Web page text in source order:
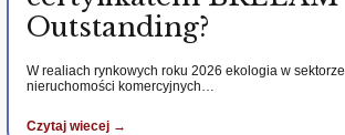
Outstanding?
W realiach rynkowych roku 2026 ekologia w sektorze
nieruchomości komercyjnych…
Czytaj wiecej →